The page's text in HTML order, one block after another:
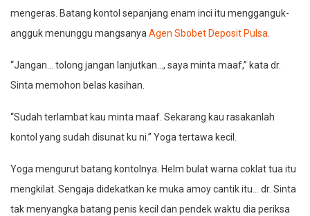
mengeras. Batang kontol sepanjang enam inci itu mengganguk-
angguk menunggu mangsanyaAgen Sbobet Deposit Pulsa.
“Jangan… tolong jangan lanjutkan…, saya minta maaf,” kata dr.
Sinta memohon belas kasihan.
“Sudah terlambat kau minta maaf. Sekarang kau rasakanlah
kontol yang sudah disunat ku ni.” Yoga tertawa kecil.
Yoga mengurut batang kontolnya. Helm bulat warna coklat tua itu
mengkilat. Sengaja didekatkan ke muka amoy cantik itu… dr. Sinta
tak menyangka batang penis kecil dan pendek waktu dia periksa